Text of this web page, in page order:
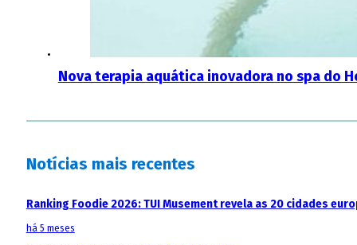
Nova terapia aquática inovadora no spa do
Notícias mais recentes
Ranking Foodie 2026: TUI Musement revela as 20 cidades
há 5 meses